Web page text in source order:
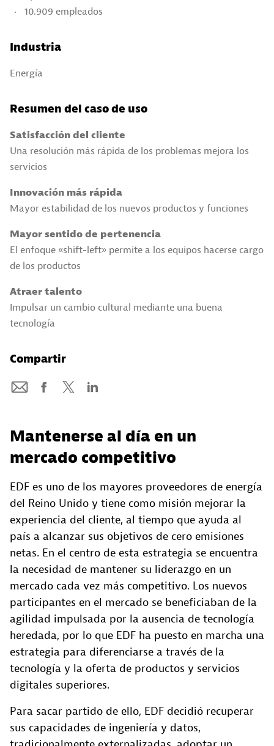
10.909 empleados
Industria
Energía
Resumen del caso de uso
Satisfacción del cliente
Una resolución más rápida de los problemas mejora los
servicios
Innovación más rápida
Mayor estabilidad de los nuevos productos y funciones
Mayor sentido de pertenencia
El enfoque «shift-left» permite a los equipos hacerse cargo
de los productos
Atraer talento
Impulsar un cambio cultural mediante una buena
tecnología
Compartir
Mantenerse al día en un
mercado competitivo
EDF es uno de los mayores proveedores de energía
del Reino Unido y tiene como misión mejorar la
experiencia del cliente, al tiempo que ayuda al
país a alcanzar sus objetivos de cero emisiones
netas. En el centro de esta estrategia se encuentra
la necesidad de mantener su liderazgo en un
mercado cada vez más competitivo. Los nuevos
participantes en el mercado se beneficiaban de la
agilidad impulsada por la ausencia de tecnología
heredada, por lo que EDF ha puesto en marcha una
estrategia para diferenciarse a través de la
tecnología y la oferta de productos y servicios
digitales superiores.
Para sacar partido de ello, EDF decidió recuperar
sus capacidades de ingeniería y datos,